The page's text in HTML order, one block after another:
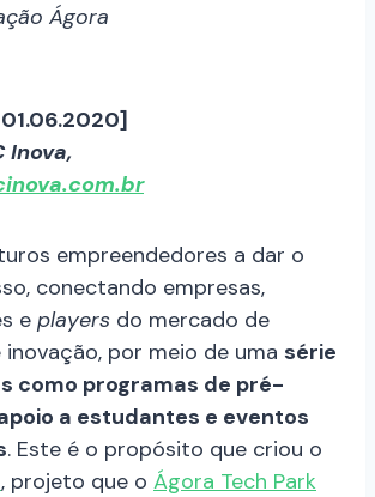
Ágora
01.06.2020]
Inova,
empreendedores a dar o
conectando empresas,
e players do mercado de
por meio de uma série
como programas de pré-
a estudantes e eventos
. Este é o propósito que criou o
, projeto que o Ágora Tech Park